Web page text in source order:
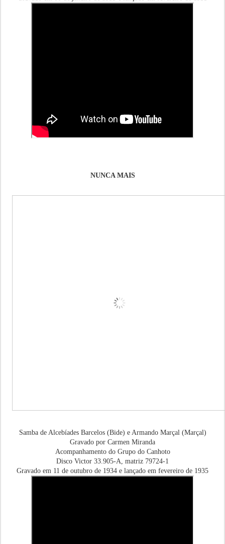
NUNCA MAIS
Samba de Alcebíades Barcelos (Bide) e Armando Marçal (Marçal)
Gravado por Carmen Miranda
Acompanhamento do Grupo do Canhoto
Disco Victor 33.905-A, matriz 79724-1
Gravado em 11 de outubro de 1934 e lançado em fevereiro de 1935